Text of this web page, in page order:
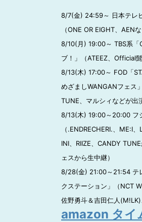
8/7(金) 24:59～ 日本テレ
（ONE OR EIGHT、AENな
8/10(月) 19:00～ TBS系「
ブ！」（ATEEZ、Official
8/13(木) 17:00～ FOD「
めざましWANGANフェス
TUNE、マルシィなどが出
8/13(木) 19:00～20:00 フ
（.ENDRECHERI.、ME:I
INI、RIIZE、CANDY
ェスから生中継）
8/28(金) 21:00～21:54 テ
クステーション」（NCT
佐野勇斗＆吉田仁人(M!LK)
amazon タイ